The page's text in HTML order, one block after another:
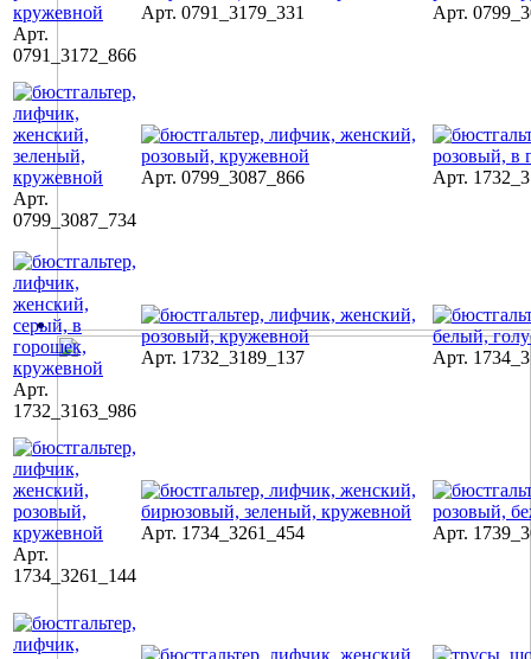
Арт.
0791_3172_866
Арт. 0791_3179_331 Арт.
Арт.
0799_3087_734
Арт. 0799_3087_866 Арт.
Арт.
1732_3163_986
Арт. 1732_3189_137 Арт.
Арт.
1734_3261_144
Арт. 1734_3261_454 Арт.